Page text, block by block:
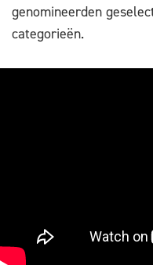
genomineerden
categorieën.